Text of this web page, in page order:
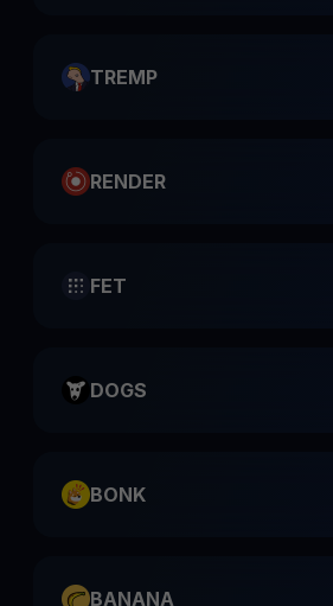
TREMP
RENDER
FET
DOGS
BONK
BANANA